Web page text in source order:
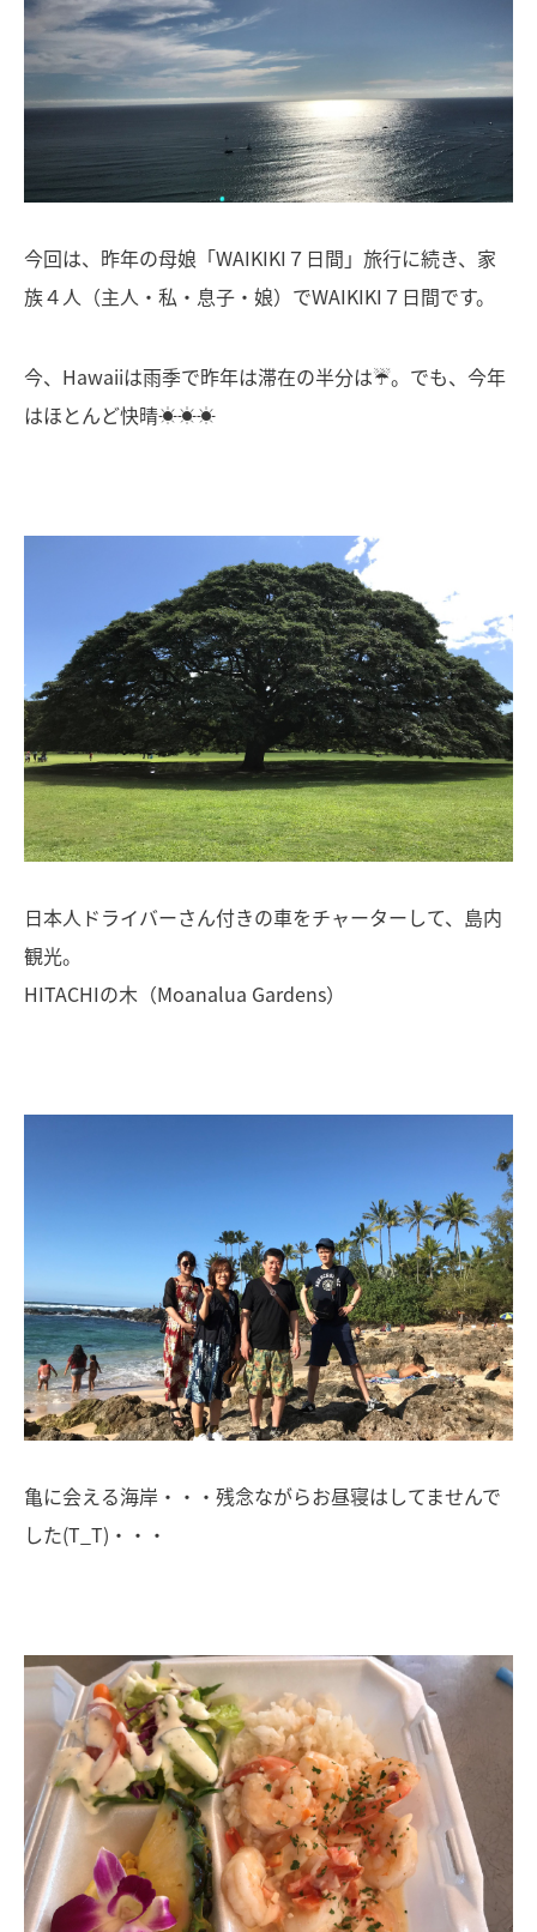
今回は、昨年の母娘「WAIKIKI７日間」旅行に続き、家
族４人（主人・私・息子・娘）でWAIKIKI７日間です。
今、Hawaiiは雨季で昨年は滞在の半分は☔。でも、今年
はほとんど快晴☀☀☀
日本人ドライバーさん付きの車をチャーターして、島内
観光。
HITACHIの木（Moanalua Gardens）
亀に会える海岸・・・残念ながらお昼寝はしてませんで
した(T_T)・・・